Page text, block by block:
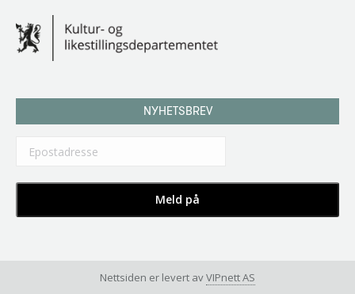
NYHETSBREV
Nettsiden er levert avVIPnett AS